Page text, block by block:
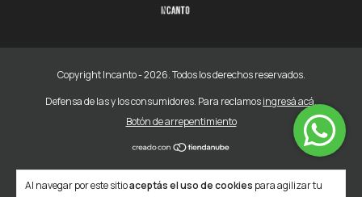
Al navegar por este sitioaceptás el uso de cookies para agilizar tu
Copyright Incanto - 2026. Todos los derechos reservados.
Defensa de las y los consumidores. Para reclamosingresá acá.
Botón de arrepentimiento